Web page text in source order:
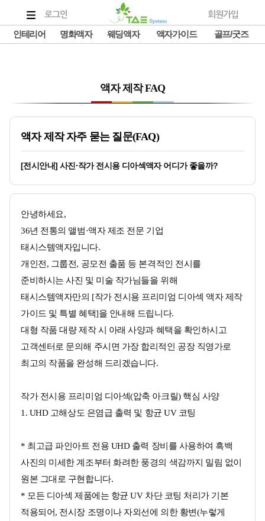
로그인 회원가입
인테리어 명화액자 웨딩액자 액자가이드 골프/굿즈
액자 제작 FAQ
액자 제작 자주 묻는 질문(FAQ)
[전시안내] 사진·작가 전시용 디아섹액자 어디가 좋을까?
안녕하세요,
36년 전통의 앨범·액자 제조 전문 기업
태시스템액자입니다.
개인전, 그룹전, 공모전 출품 등 본격적인 전시를
준비하시는 사진 및 미술 작가님들을 위해
태시스템액자만의 [작가 전시용 프리미엄 디아섹 액자 제작
가이드 및 특별 혜택]을 안내해 드립니다.
대형 작품 대량 제작 시 아래 사양과 혜택을 확인하시고
고객센터로 문의해 주시면 가장 합리적인 공장 직영가로
최고의 작품을 완성해 드리겠습니다.
작가 전시용 프리미엄 디아섹(압축 아크릴) 핵심 사양
1. UHD 고해상도 은염급 출력 및 항균 UV 코팅
* 최고급 파인아트 전용 UHD 출력 장비를 사용하여 흑백
사진의 미세한 계조부터 화려한 풍경의 색감까지 밀림 없이
원본 그대로 구현합니다.
* 모든 디아섹 제품에는 항균 UV 차단 코팅 처리가 기본
적용되어, 전시장 조명이나 자외선에 의한 황변(누렇게